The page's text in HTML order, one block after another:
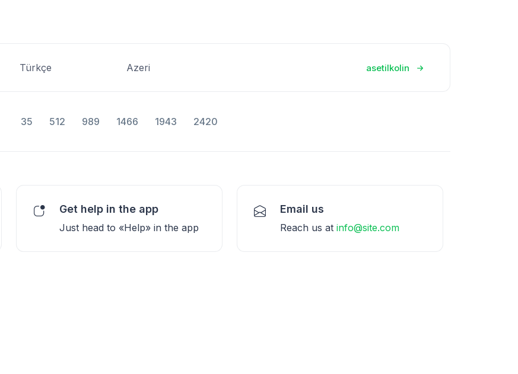
Türkçe Azeri asetilkolin
35 512 989 1466 1943 2420
Get help in the app
Just head to «Help» in the app
Email us
Reach us at info@site.com